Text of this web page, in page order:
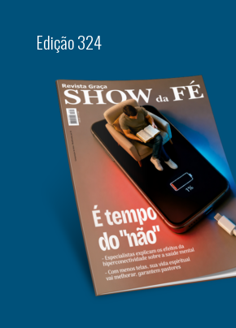
Edição 324